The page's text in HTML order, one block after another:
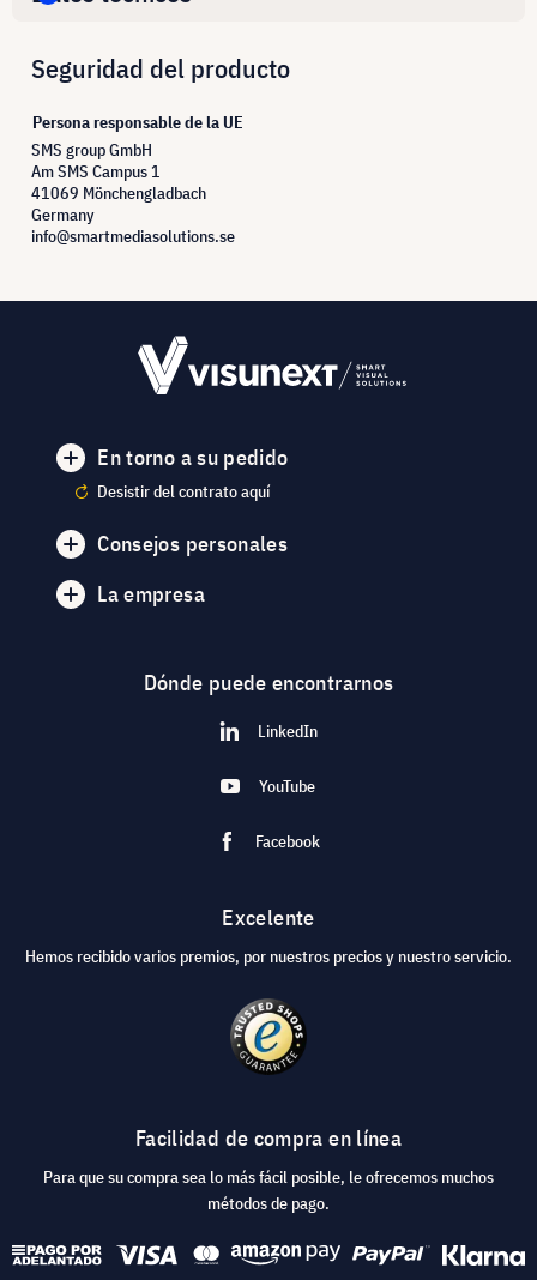
Seguridad del producto
Persona responsable de la UE
SMS group GmbH
Am SMS Campus 1
41069 Mönchengladbach
Germany
info@smartmediasolutions.se
En torno a su pedido
Desistir del contrato aquí
Consejos personales
La empresa
Dónde puede encontrarnos
LinkedIn
YouTube
Facebook
Excelente
Hemos recibido varios premios, por nuestros precios y nuestro servicio.
Facilidad de compra en línea
Para que su compra sea lo más fácil posible, le ofrecemos muchos
métodos de pago.